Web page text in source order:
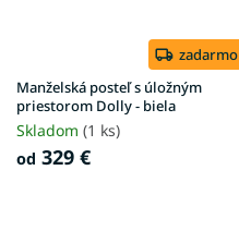
zadarmo
Manželská posteľ s úložným
priestorom Dolly - biela
Skladom (1 ks)
od 329 €